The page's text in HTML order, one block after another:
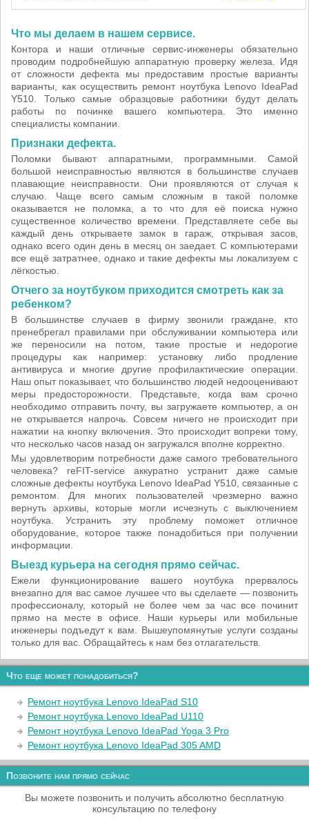
Что мы делаем в нашем сервисе.
Контора и наши отличные сервис-инженеры обязательно
проводим подробнейшую аппаратную проверку железа. Идя
от сложности дефекта мы предоставим простые варианты
варианты, как осуществить ремонт ноутбука Lenovo IdeaPad
Y510. Только самые образцовые работники будут делать
работы по починке вашего компьютера. Это именно
специалисты компании.
Признаки дефекта.
Поломки бывают аппаратными, программными. Самой
большой неисправностью являются в большинстве случаев
плавающие неисправности. Они проявляются от случая к
случаю. Чаще всего самым сложным в такой поломке
оказывается не поломка, а то что для её поиска нужно
существенное количество времени. Представляете себе вы
каждый день открываете замок в гараж, открывая засов,
однако всего один день в месяц он заедает. С компьютерами
все ещё затратнее, однако и такие дефекты мы локализуем с
лёгкостью.
Отчего за ноутбуком приходится смотреть как за
ребенком?
В большинстве случаев в фирму звонили граждане, кто
пренебрегал правилами при обслуживании компьютера или
же переносили на потом, такие простые и недорогие
процедуры как например: установку либо продление
антивируса и многие другие профилактические операции.
Наш опыт показывает, что большинство людей недооценивают
меры предосторожности. Представьте, когда вам срочно
необходимо отправить почту, вы загружаете компьютер, а он
не открывается напрочь. Совсем ничего не происходит при
нажатии на кнопку включения. Это происходит вопреки тому,
что несколько часов назад он загружался вполне корректно.
Мы удовлетворим потребности даже самого требовательного
человека? reFIT-service аккуратно устранит даже самые
сложные дефекты ноутбука Lenovo IdeaPad Y510, связанные с
ремонтом. Для многих пользователей чрезмерно важно
вернуть архивы, которые могли исчезнуть с выключением
ноутбука. Устранить эту проблему поможет отличное
оборудование, которое также понадобиться при получении
информации.
Выезд курьера на сегодня прямо сейчас.
Ежели функционирование вашего ноутбука прервалось
внезапно для вас самое лучшее что вы сделаете — позвонить
профессионалу, который не более чем за час все починит
прямо на месте в офисе. Наши курьеры или мобильные
инженеры подъедут к вам. Вышеупомянутые услуги созданы
только для вас. Обращайтесь к нам без отлагательств.
Что еще может понадобиться?
Ремонт ноутбука Lenovo IdeaPad S10
Ремонт ноутбука Lenovo IdeaPad U110
Ремонт ноутбука Lenovo IdeaPad Yoga 3 Pro
Ремонт ноутбука Lenovo IdeaPad 305 AMD
Позвоните нам прямо сейчас
Вы можете позвонить и получить абсолютно бесплатную
консультацию по телефону